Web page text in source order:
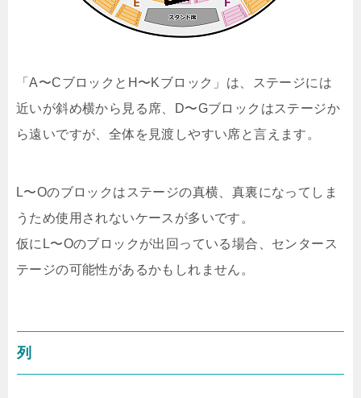
「A〜CブロックとH〜Kブロック」は、ステージには
近いが斜め横から見る席、D〜Gブロックはステージか
ら遠いですが、全体を見渡しやすい席と言えます。
L〜Oのブロックはステージの真横、真裏になってしま
うため使用されないケースが多いです。
仮にL〜Oのブロックが出回っている場合、センタース
テージの可能性があるかもしれません。
列